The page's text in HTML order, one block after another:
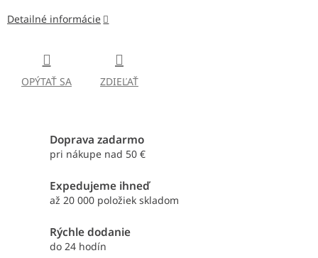
Detailné informácie
OPÝTAŤ SA ZDIEĽAŤ
Doprava zadarmo
pri nákupe nad 50 €
Expedujeme ihneď
až 20 000 položiek skladom
Rýchle dodanie
do 24 hodín